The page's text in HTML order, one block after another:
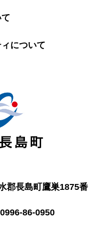
について
郡長島町鷹巣1875番
86-0950